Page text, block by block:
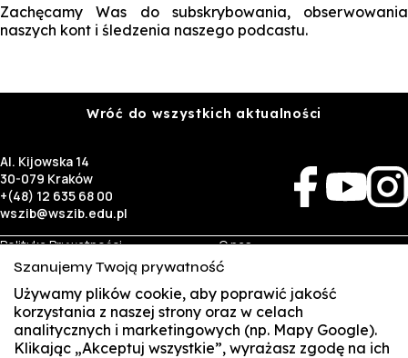
Zachęcamy Was do subskrybowania, obserwowania
naszych kont i śledzenia naszego podcastu.
Wróć do wszystkich aktualności
Al. Kijowska 14
30-079 Kraków
+(48) 12 635 68 00
wszib@wszib.edu.pl
Polityka Prywatności
RODO
Identyfikacja wizualna
O nas
Rekrutacja
Studia
Kontakt
Biznes
Wynajem sal
Student
Multis Multum
Szanujemy Twoją prywatność
Używamy plików cookie, aby poprawić jakość
korzystania z naszej strony oraz w celach
analitycznych i marketingowych (np. Mapy Google).
Klikając „Akceptuj wszystkie”, wyrażasz zgodę na ich